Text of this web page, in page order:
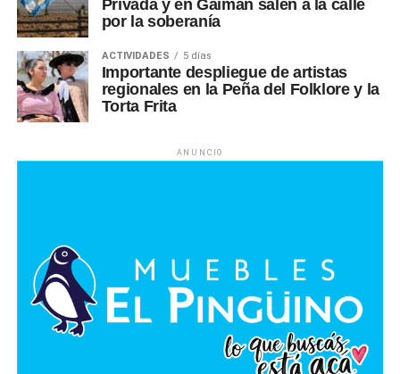
Privada y en Gaiman salen a la calle
por la soberanía
ACTIVIDADES 5 días
Importante despliegue de artistas
regionales en la Peña del Folklore y la
Torta Frita
ANUNCIO